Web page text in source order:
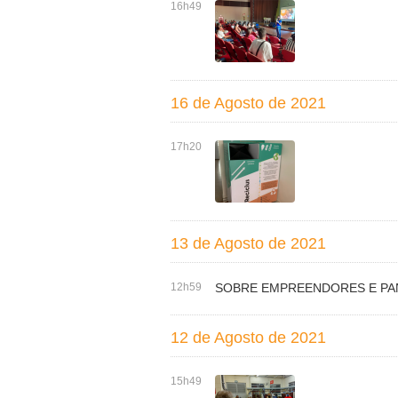
16h49
16 de Agosto de 2021
17h20
13 de Agosto de 2021
12h59 SOBRE EMPREENDORES E
12 de Agosto de 2021
15h49